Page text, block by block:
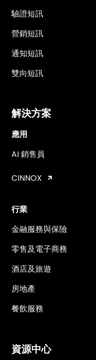
驗證短訊
營銷短訊
通知短訊
雙向短訊
解決方案
應用
AI 銷售員
CINNOX
行業
金融服務與保險
零售及電子商務
酒店及旅遊
房地產
餐飲服務
資源中心